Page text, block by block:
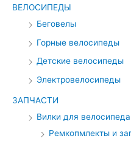
ВЕЛОСИПЕДЫ
Беговелы
Горные велосипеды
Детские велосипеды
Электровелосипеды
ЗАПЧАСТИ
Вилки для велосипеда
Ремкопмлекты и